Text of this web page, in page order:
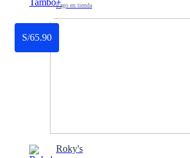
Pago en tienda
S/65.90
Roky's